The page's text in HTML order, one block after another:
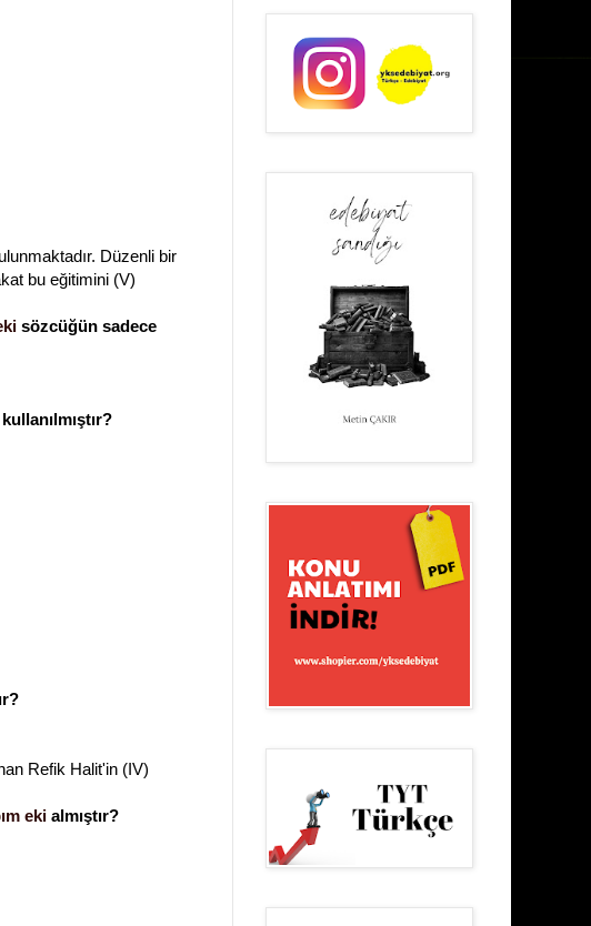
Düzenli bir
bu eğitimini (V)
sözcüğün sadece
Refik Halit'in (IV)
eki almıştır?